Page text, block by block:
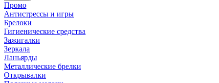
Промо
Антистрессы и игры
Брелоки
Гигиенические средства
Зажигалки
Зеркала
Ланьярды
Металлические брелки
Открывалки